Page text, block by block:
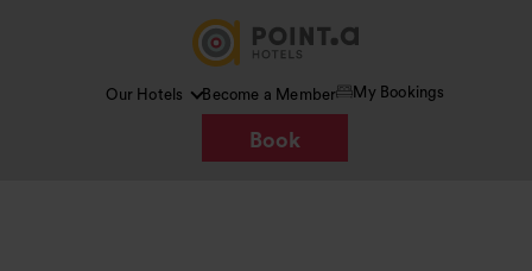
Our Hotels Become a Member My Bookings
Book